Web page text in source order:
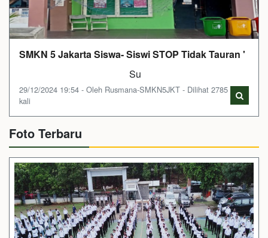
SMKN 5 Jakarta Siswa- Siswi STOP Tidak Tauran '
Su
29/12/2024 19:54 - Oleh Rusmana-SMKN5JKT - Dilihat 2785
kali
Foto Terbaru